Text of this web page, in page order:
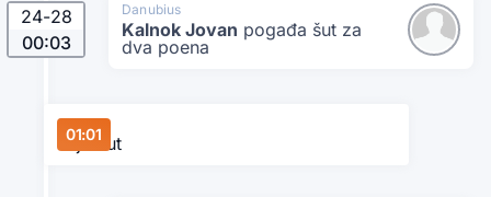
Danubius
Kalnok Jovan pogađa šut za
dva poena
24-28
00:03
01:01
Star
Tajmaut